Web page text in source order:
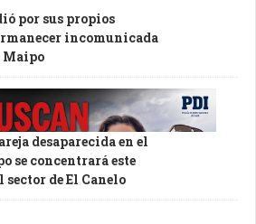
por sus propios
incomunicada
Maipo
desaparecida en el
se concentrará este
sector de El Canelo